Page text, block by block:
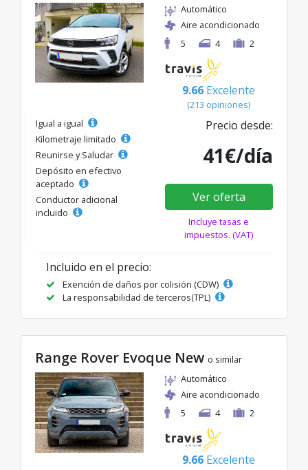
Automático
Aire acondicionado
5
4 2
9.66 Excelente
(213 opiniones)
Igual a igual
Kilometraje limitado
Reunirse y Saludar
Depósito en efectivo
aceptado
Conductor adicional
incluido
Precio desde:
41€/día
Ver oferta
Incluye tasas e
impuestos. (VAT)
Incluido en el precio:
Exención de daños por colisión (CDW)
La responsabilidad de terceros(TPL)
Range Rover Evoque New o similar
Automático
Aire acondicionado
5
4 2
9.66 Excelente